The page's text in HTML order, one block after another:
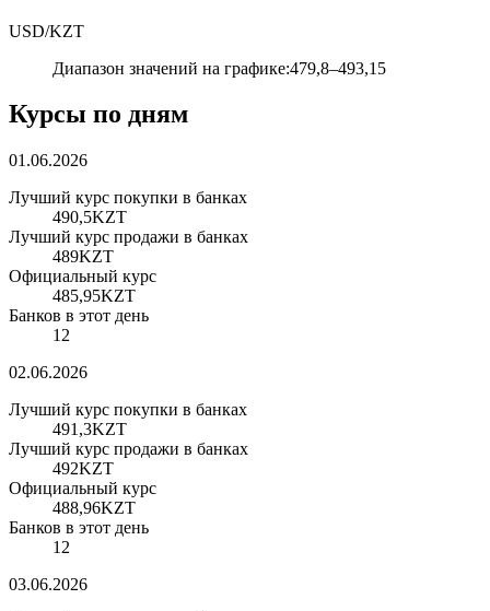
USD/KZT
Диапазон значений на графике:479,8–493,15
Курсы по дням
01.06.2026
Лучший курс покупки в банках
490,5KZT
Лучший курс продажи в банках
489KZT
Официальный курс
485,95KZT
Банков в этот день
12
02.06.2026
Лучший курс покупки в банках
491,3KZT
Лучший курс продажи в банках
492KZT
Официальный курс
488,96KZT
Банков в этот день
12
03.06.2026